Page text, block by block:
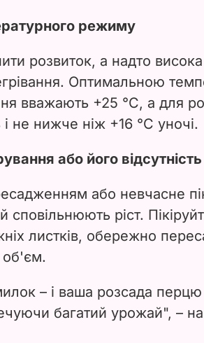
режиму
розвиток, а надто
Оптимальною
вважають +25 °C, а для
не нижче ніж +16 °C уночі.
або його відсутність
або невчасне
сповільнюють ріст.
листків, обережно
об'єм.
– і ваша розсада перцю
багатий урожай", –